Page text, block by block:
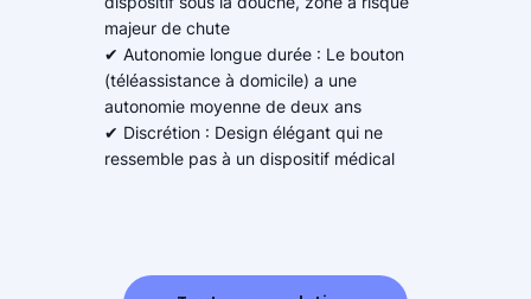
majeur de chute
✔ Autonomie longue durée : Le bouton
(téléassistance à domicile) a une
autonomie moyenne de deux ans
✔ Discrétion : Design élégant qui ne
ressemble pas à un dispositif médical